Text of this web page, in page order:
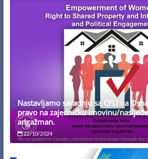
Nastavljamo saradnju sa CFLI na
pravo na zajedničku imovinu/
angažman.
22/10/2024